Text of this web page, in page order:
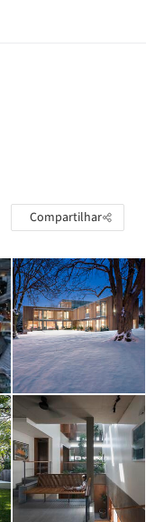
Compartilhar